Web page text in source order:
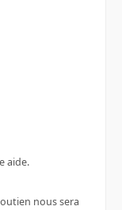
aide.
nous sera